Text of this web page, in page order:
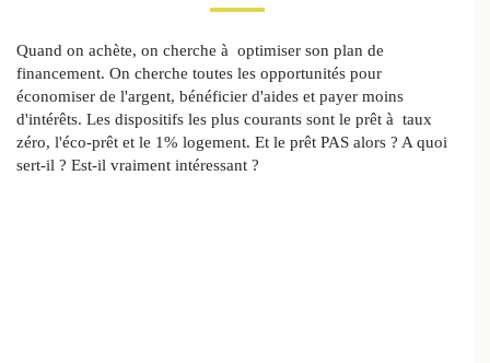
Quand on achète, on cherche à optimiser son plan de
financement. On cherche toutes les opportunités pour
économiser de l'argent, bénéficier d'aides et payer moins
d'intérêts. Les dispositifs les plus courants sont le prêt à taux
zéro, l'éco-prêt et le 1% logement. Et le prêt PAS alors ? A quoi
sert-il ? Est-il vraiment intéressant ?